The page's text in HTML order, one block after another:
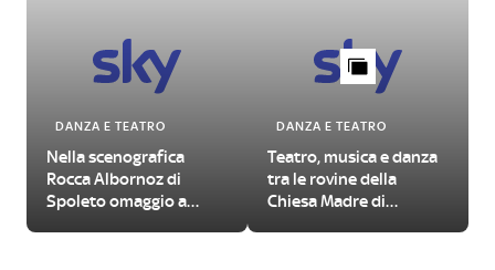
DANZA E TEATRO
Nella scenografica
Rocca Albornoz di
Spoleto omaggio a
DANZA E TEATRO
Teatro, musica e danza
tra le rovine della
Chiesa Madre di